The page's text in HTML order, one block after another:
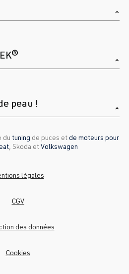
peau !
du tuning de puces etde moteurs pour
, Skoda etVolkswagen
légales
CGV
des données
Cookies